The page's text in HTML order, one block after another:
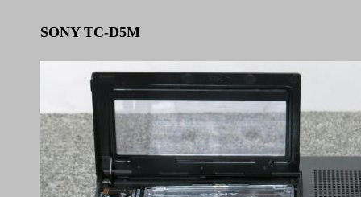
SONY TC-D5M